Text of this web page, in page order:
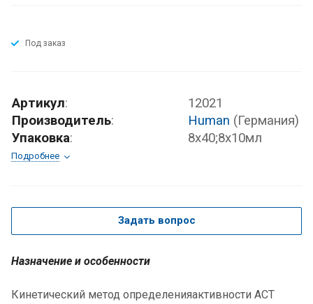
Под заказ
Артикул:
12021
Производитель: Human (Германия)
Упаковка: 8х40;8x10мл
Подробнее
Задать вопрос
Назначение и особенности
Кинетический метод определенияактивности АCТ